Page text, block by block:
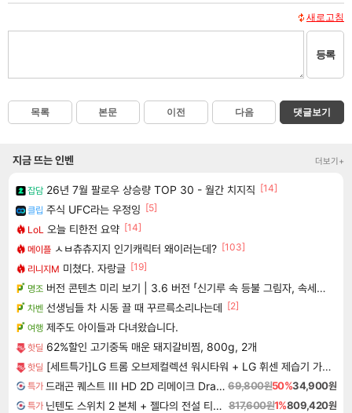
새로고침
등록
목록 본문 이전 다음 댓글보기
지금 뜨는 인벤 더보기+
잡담 26년 7월 팔로우 상승량 TOP 30 - 월간 치지직 [14]
클립 주식 UFC라는 우정잉 [5]
LoL 오늘 티한전 요약 [14]
메이플 ㅅㅂ츄츄지지 인기캐릭터 왜이러는데? [103]
리니지M 미쳤다. 자랑글 [19]
명조 버전 콘텐츠 미리 보기 | 3.6 버전 「신기루 속 등불 그림자, 속세에 깃든 검의 결심」이 8월 20일에 업데이트됩니다!
차벤 선생님들 차 시동 끌 때 꾸르륵소리나는데 [2]
여행 제주도 아이들과 다녀왔습니다.
핫딜 62%할인 고기중독 매운 돼지갈비찜, 800g, 2개
핫딜 [세트특가]LG 트롬 오브제컬렉션 워시타워 + LG 휘센 제습기 가전세트 계절가전 세탁가전 조합
특가 드래곤 퀘스트 III HD 2D 리메이크 Dragon Quest III HD 2D Remake 69,800원50%34,900원
특가 닌텐도 스위치 2 본체 + 젤다의 전설 티어스 오브 더 킹덤 닌텐도 스위치 2 에디션 + 젤다의 전설 브레스 오브 더 와일드 닌텐도 스위치 2 에디션 번들 817,600원1%809,420원